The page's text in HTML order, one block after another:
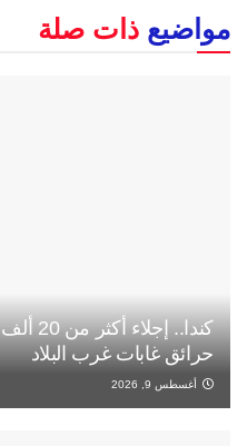
مواضيع ذات صلة
كندا..
حرائق غابات غرب البلاد
أغسطس 9, 2026